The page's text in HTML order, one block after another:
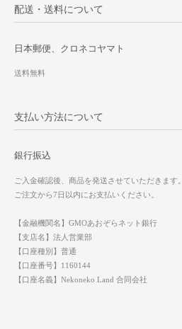
配送・送料について
日本郵便、クロネコヤマト
送料無料
支払い方法について
銀行振込
ご入金確認後、商品を発送させていただきます。
ご注文から7日以内にお支払いください。
【金融機関名】GMOあおぞらネット銀行
【支店名】法人営業部
【口座種別】普通
【口座番号】1160144
【口座名義】Nekoneko Land 合同会社